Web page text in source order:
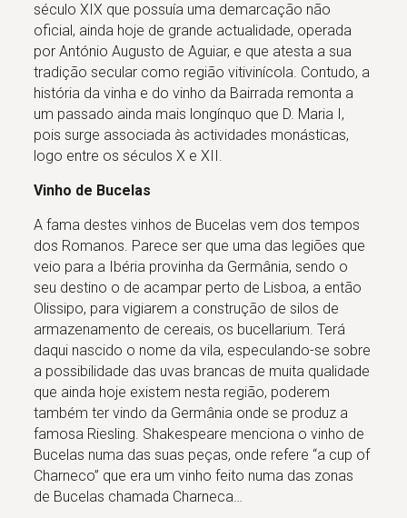
século XIX que possuía uma demarcação não
oficial, ainda hoje de grande actualidade, operada
por António Augusto de Aguiar, e que atesta a sua
tradição secular como região vitivinícola. Contudo, a
história da vinha e do vinho da Bairrada remonta a
um passado ainda mais longínquo que D. Maria I,
pois surge associada às actividades monásticas,
logo entre os séculos X e XII.
Vinho de Bucelas
A fama destes vinhos de Bucelas vem dos tempos
dos Romanos. Parece ser que uma das legiões que
veio para a Ibéria provinha da Germânia, sendo o
seu destino o de acampar perto de Lisboa, a então
Olissipo, para vigiarem a construção de silos de
armazenamento de cereais, os bucellarium. Terá
daqui nascido o nome da vila, especulando-se sobre
a possibilidade das uvas brancas de muita qualidade
que ainda hoje existem nesta região, poderem
também ter vindo da Germânia onde se produz a
famosa Riesling. Shakespeare menciona o vinho de
Bucelas numa das suas peças, onde refere “a cup of
Charneco” que era um vinho feito numa das zonas
de Bucelas chamada Charneca…